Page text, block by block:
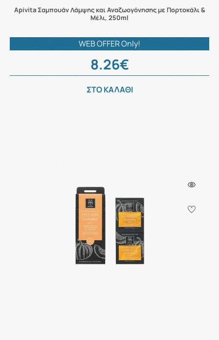
Apivita Σαμπουάν Λάμψης και Αναζωογόνησης με Πορτοκάλι &
Μέλι, 250ml
WEB OFFER Only!
8.26€
ΣΤΟ ΚΑΛΑΘΙ